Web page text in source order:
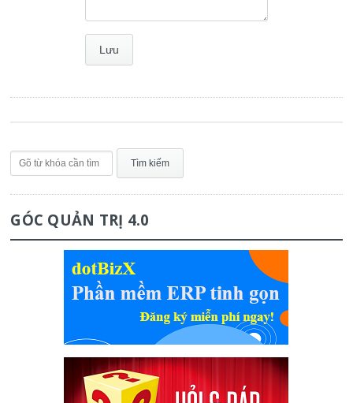
GÓC QUẢN TRỊ 4.0